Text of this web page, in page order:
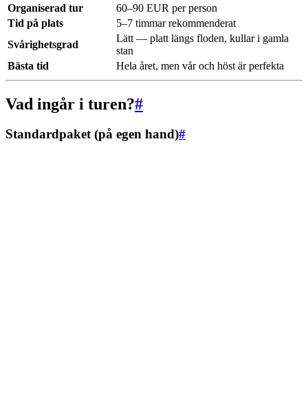
Organiserad tur
60–90 EUR per person
Tid på plats
5–7 timmar rekommenderat
Svårighetsgrad
Lätt — platt längs floden, kullar i gamla
stan
Bästa tid
Hela året, men vår och höst är perfekta
Vad ingår i turen?#
Standardpaket (på egen hand)#